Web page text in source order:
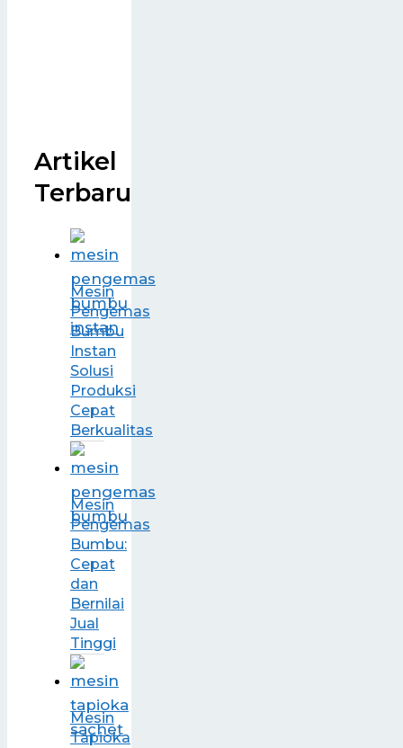
Artikel
Terbaru
Mesin
Pengemas
Bumbu
Instan
Solusi
Produksi
Cepat
Berkualitas
Mesin
Pengemas
Bumbu:
Cepat
dan
Bernilai
Jual
Tinggi
Mesin
Tapioka